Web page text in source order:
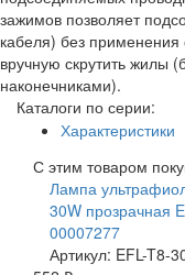
зажимов позволяет
кабеля) без применения
вручную скрутить жилы
наконечниками).
Каталоги по серии:
Характеристики
С этим товаром
Лампа
30W прозрачная
00007277
Артикул: EFL-T8-